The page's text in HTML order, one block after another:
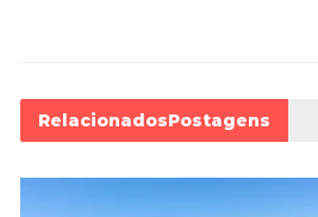
RelacionadosPostagens